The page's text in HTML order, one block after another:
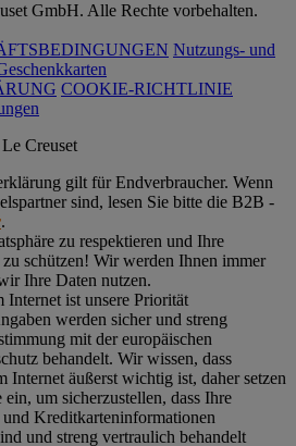
GmbH. Alle Rechte vorbehalten.
Nutzungs- und
COOKIE-RICHTLINIE
Creuset
gilt für Endverbraucher. Wenn
sind, lesen Sie bitte die B2B -
.
zu respektieren und Ihre
schützen! Wir werden Ihnen immer
Ihre Daten nutzen.
ist unsere Priorität
werden sicher und streng
mit der europäischen
behandelt. Wir wissen, dass
Internet äußerst wichtig ist, daher setzen
um sicherzustellen, dass Ihre
und Kreditkarteninformationen
und streng vertraulich behandelt